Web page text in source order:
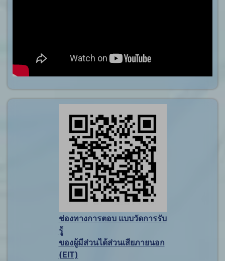
ช่องทางการตอบ แบบวัดการรับ
รู้
ของผู้มีส่วนได้ส่วนเสียภายนอก
(EIT)